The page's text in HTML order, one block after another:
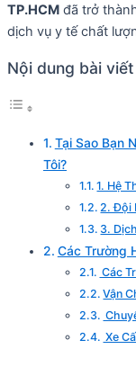
TP.HCM đã trở
dịch vụ y tế chất
Nội dung bài viết
Tại Sao Bạn
Tôi?
1. Hệ
2. Đội
3.
Các Trường
Các
Vận
Xe